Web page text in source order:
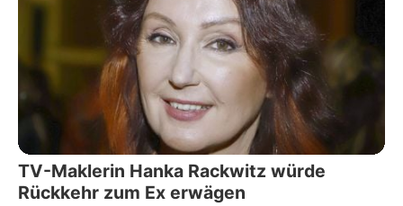
TV-Maklerin Hanka Rackwitz würde
Rückkehr zum Ex erwägen